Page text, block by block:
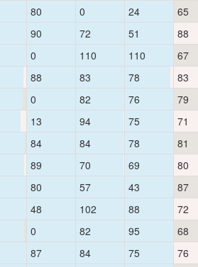
80 0 24 65
90 72 51 88
0 110 110 67
88 83 78 83
0 82 76 79
13 94 75 71
84 84 78 81
89 70 69 80
80 57 43 87
48 102 88 72
0 82 95 68
87 84 75 76